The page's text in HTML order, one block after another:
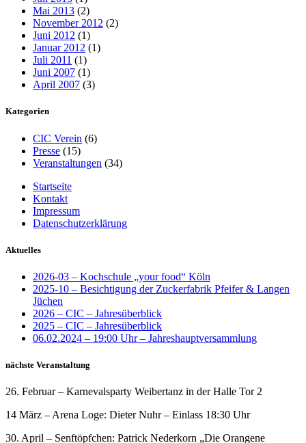
Mai 2013 (2)
November 2012 (2)
Juni 2012 (1)
Januar 2012 (1)
Juli 2011 (1)
Juni 2007 (1)
April 2007 (3)
Kategorien
CIC Verein (6)
Presse (15)
Veranstaltungen (34)
Startseite
Kontakt
Impressum
Datenschutzerklärung
Aktuelles
2026-03 – Kochschule „your food“ Köln
2025-10 – Besichtigung der Zuckerfabrik Pfeifer & Langen
Jüchen
2026 – CIC – Jahresüberblick
2025 – CIC – Jahresüberblick
06.02.2024 – 19:00 Uhr – Jahreshauptversammlung
nächste Veranstaltung
26. Februar – Karnevalsparty Weibertanz in der Halle Tor 2
14 März – Arena Loge: Dieter Nuhr – Einlass 18:30 Uhr
30. April – Senftöpfchen: Patrick Nederkorn „Die Orangene